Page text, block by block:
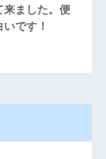
来ました。便
です！